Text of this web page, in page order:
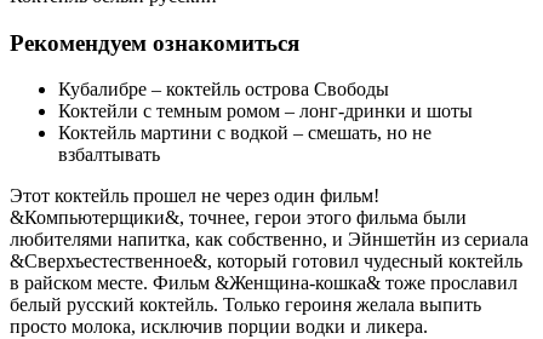
Рекомендуем ознакомиться
Кубалибре – коктейль острова Свободы
Коктейли с темным ромом – лонг-дринки и шоты
Коктейль мартини с водкой – смешать, но не
взбалтывать
Этот коктейль прошел не через один фильм!
&Компьютерщики&, точнее, герои этого фильма были
любителями напитка, как собственно, и Эйншетйн из сериала
&Сверхъестественное&, который готовил чудесный коктейль
в райском месте. Фильм &Женщина-кошка& тоже прославил
белый русский коктейль. Только героиня желала выпить
просто молока, исключив порции водки и ликера.